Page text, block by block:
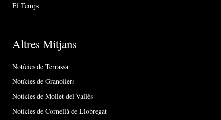
El Temps
Altres Mitjans
Notícies de Terrassa
Notícies de Granollers
Notícies de Mollet del Vallès
Notícies de Cornellà de Llobregat